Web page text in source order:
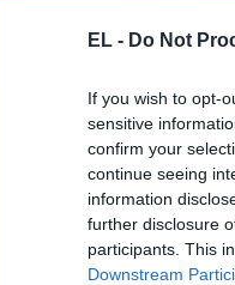
EL - Do Not
If you wish to opt-
sensitive
confirm your
continue seeing
information
further disclosure
participants. This
Downstream